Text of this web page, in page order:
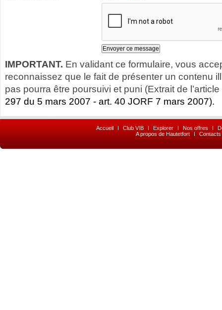
IMPORTANT. En validant ce formulaire, vous
reconnaissez que le fait de présenter un contenu
pas pourra être poursuivi et puni (Extrait de
297 du 5 mars 2007 - art. 40 JORF 7 mars 2007).
Accueil I Club VIB I Explorer I Nos offres I
A propos de Hautetfort
I Contacts